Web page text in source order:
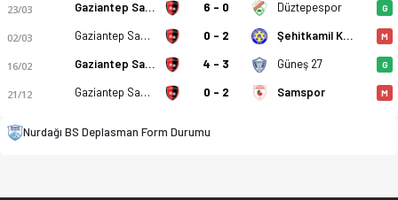
23/03 Gaziantep Sanayi Esnafspor 6 - 0 Düztepespor G
02/03 Gaziantep Sanayi Esnafspor 0 - 2 Şehitkamil Karşıyaka M
16/02 Gaziantep Sanayi Esnafspor 4 - 3 Güneş 27 G
21/12 Gaziantep Sanayi Esnafspor 0 - 2 Samspor M
Nurdağı BS Deplasman Form Durumu